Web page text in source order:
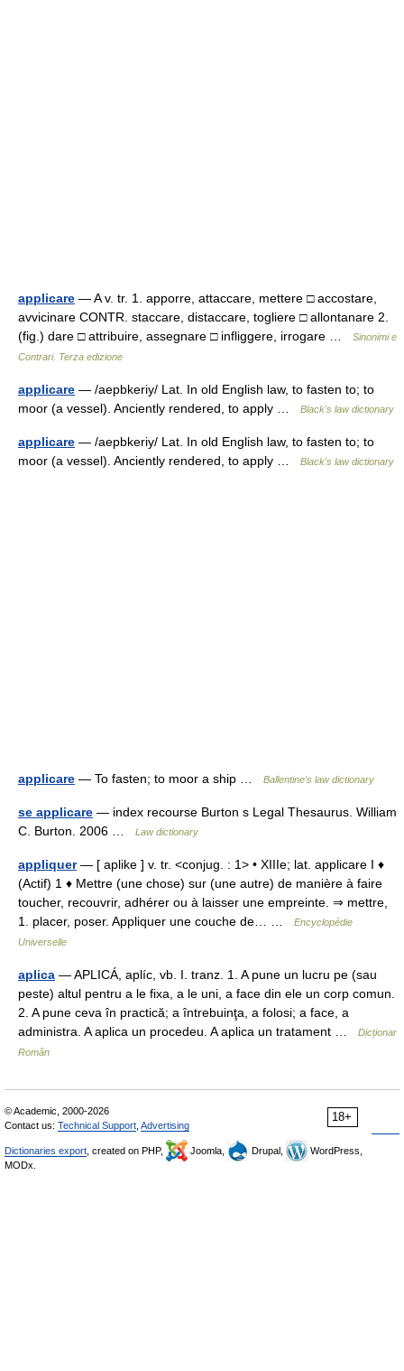
applicare — A v. tr. 1. apporre, attaccare, mettere □ accostare,
avvicinare CONTR. staccare, distaccare, togliere □ allontanare 2.
(fig.) dare □ attribuire, assegnare □ infliggere, irrogare …
Sinonimi e
Contrari. Terza edizione
applicare — /aepbkeriy/ Lat. In old English law, to fasten to; to
moor (a vessel). Anciently rendered, to apply …
Black's law dictionary
applicare — /aepbkeriy/ Lat. In old English law, to fasten to; to
moor (a vessel). Anciently rendered, to apply …
Black's law dictionary
applicare — To fasten; to moor a ship … Ballentine's law dictionary
se applicare — index recourse Burton s Legal Thesaurus. William
C. Burton. 2006 …
Law dictionary
appliquer— [ aplike ] v. tr. <conjug. : 1> • XIIIe; lat. applicare I ♦
(Actif) 1 ♦ Mettre (une chose) sur (une autre) de manière à faire
toucher, recouvrir, adhérer ou à laisser une empreinte. ⇒ mettre,
1. placer, poser. Appliquer une couche de… …
Encyclopédie
Universelle
aplica — APLICÁ, aplíc, vb. I. tranz. 1. A pune un lucru pe (sau
peste) altul pentru a le fixa, a le uni, a face din ele un corp comun.
2. A pune ceva în practică; a întrebuinţa, a folosi; a face, a
administra. A aplica un procedeu. A aplica un tratament …
Dicționar
Român
18+
© Academic, 2000-2026
Contact us: Technical Support Advertising
Dictionaries export , created on PHP, Joomla, Drupal,
WordPress,
MODx.